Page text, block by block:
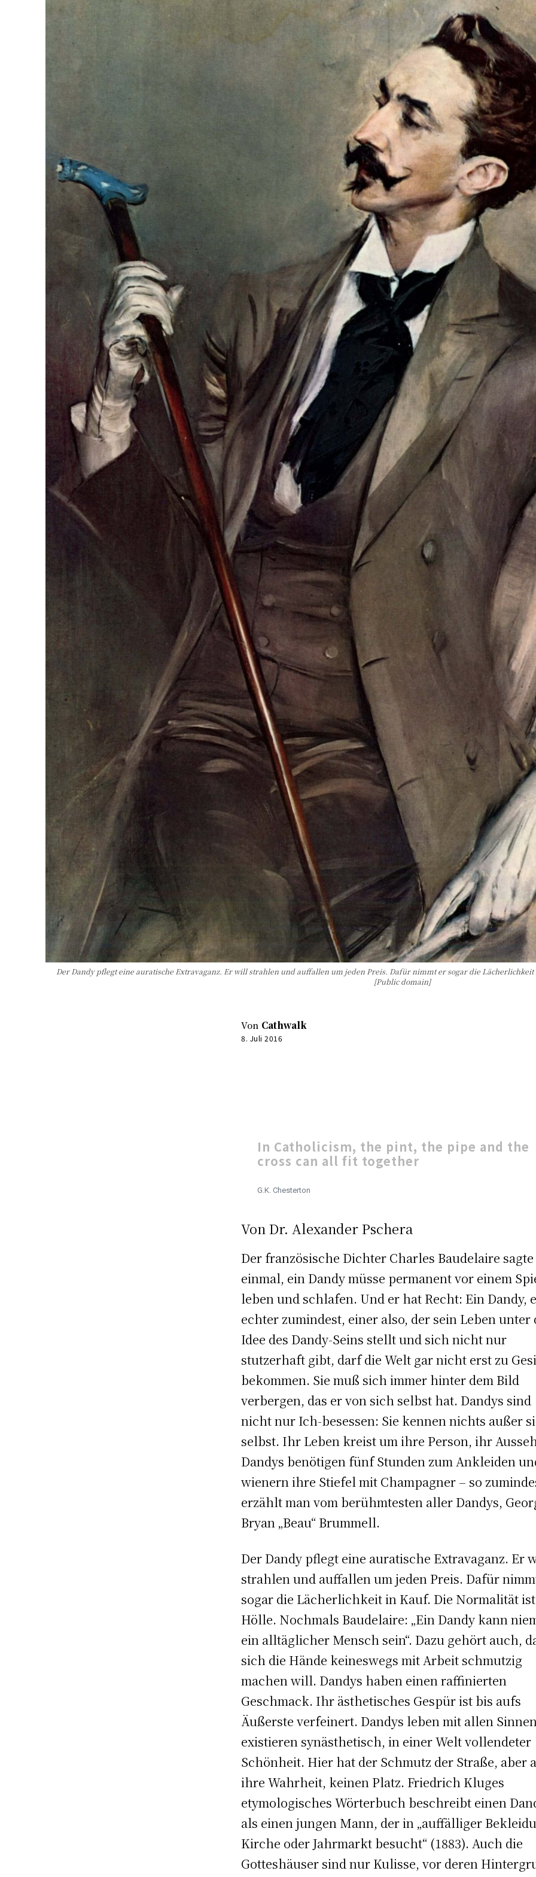
Der Dandy pflegt eine auratische Extravaganz. Er will strahlen und auffallen um jeden Preis. Dafür nimmt er sogar die
[Public domain]
Von Cathwalk
8. Juli 2016
In Catholicism, the pint, the pipe and the
cross can all fit together
G.K. Chesterton
Von Dr. Alexander Pschera
Der französische Dichter Charles Baudelaire sagte
einmal, ein Dandy müsse permanent vor einem
leben und schlafen. Und er hat Recht: Ein Dandy,
echter zumindest, einer also, der sein Leben unter
Idee des Dandy-Seins stellt und sich nicht nur
stutzerhaft gibt, darf die Welt gar nicht erst zu
bekommen. Sie muß sich immer hinter dem Bild
verbergen, das er von sich selbst hat. Dandys sind
nicht nur Ich-besessen: Sie kennen nichts außer
selbst. Ihr Leben kreist um ihre Person, ihr
Dandys benötigen fünf Stunden zum Ankleiden
wienern ihre Stiefel mit Champagner – so
erzählt man vom berühmtesten aller Dandys,
Bryan „Beau“ Brummell.
Der Dandy pflegt eine auratische Extravaganz. Er
strahlen und auffallen um jeden Preis. Dafür
sogar die Lächerlichkeit in Kauf. Die Normalität
Hölle. Nochmals Baudelaire: „Ein Dandy kann
ein alltäglicher Mensch sein“. Dazu gehört auch,
sich die Hände keineswegs mit Arbeit schmutzig
machen will. Dandys haben einen raffinierten
Geschmack. Ihr ästhetisches Gespür ist bis aufs
Äußerste verfeinert. Dandys leben mit allen
existieren synästhetisch, in einer Welt vollendeter
Schönheit. Hier hat der Schmutz der Straße, aber
ihre Wahrheit, keinen Platz. Friedrich Kluges
etymologisches Wörterbuch beschreibt einen
als einen jungen Mann, der in „auffälliger
Kirche oder Jahrmarkt besucht“ (1883). Auch die
Gotteshäuser sind nur Kulisse, vor deren